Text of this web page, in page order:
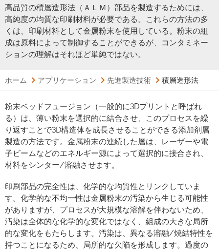
高品質の積層造形法（ＡＬＭ）部品を製造するためには、
高純度の均質な印刷材料が必要である。これらの方法の多
くは、印刷材料として金属粉末を使用している。粉末の組
成は原料によって制御することができるが、コンタミネー
ションの理解はそれほど単純ではない。
ホーム アプリケーション 先進製造技術 積層造形法
粉末ベッドフュージョン（一般的に3Dプリントと呼ばれ
る）は、薄い粉末を選択的に結合させ、このプロセスを繰
り返すことで3D構造体を成長させることができる添加剤層
製造の方法です。金属粉末の連続した層は、レーザーや電
子ビームなどのエネルギー源によって選択的に接合され、
材料をシンター/溶融させます。
印刷部品の完全性は、化学的な均質性とリンクしていま
す。化学的な不均一性は金属粉末の汚染から生じる可能性
がありますが、プロセスが大規模な溶解を伴わないため、
汚染は全体的な化学的な変化ではなく、組成の大きな局所
的な変化をもたらします。汚染は、異なる溶融/焼結特性を
持つことになるため、局所的な欠陥を形成します。過度の